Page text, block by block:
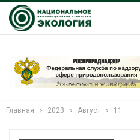
Главная 2023 Август 11